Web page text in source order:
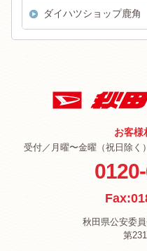
ダイハツショップ鹿角
お客様
受付／月曜〜金曜（祝日除く
秋田県公安委
第